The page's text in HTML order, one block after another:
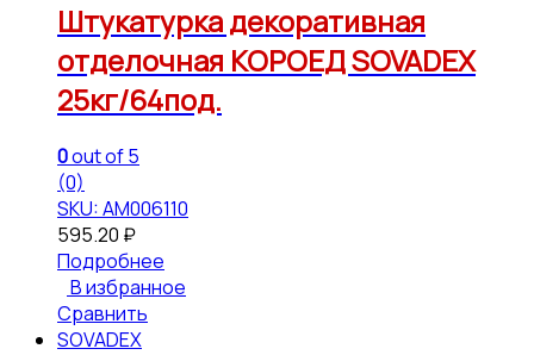
Штукатурка декоративная
отделочная КОРОЕД SOVADEX
25кг/64под.
0out of 5
(0)
SKU: АМ006110
595.20 ₽
Подробнее
В избранное
Сравнить
SOVADEX